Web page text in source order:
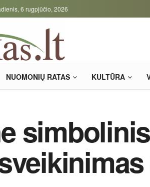
6 rugpjūčio, 2026
NUOMONIŲ RATAS KULTŪRA